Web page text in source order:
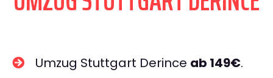
Umzug Stuttgart Derince ab 149€.